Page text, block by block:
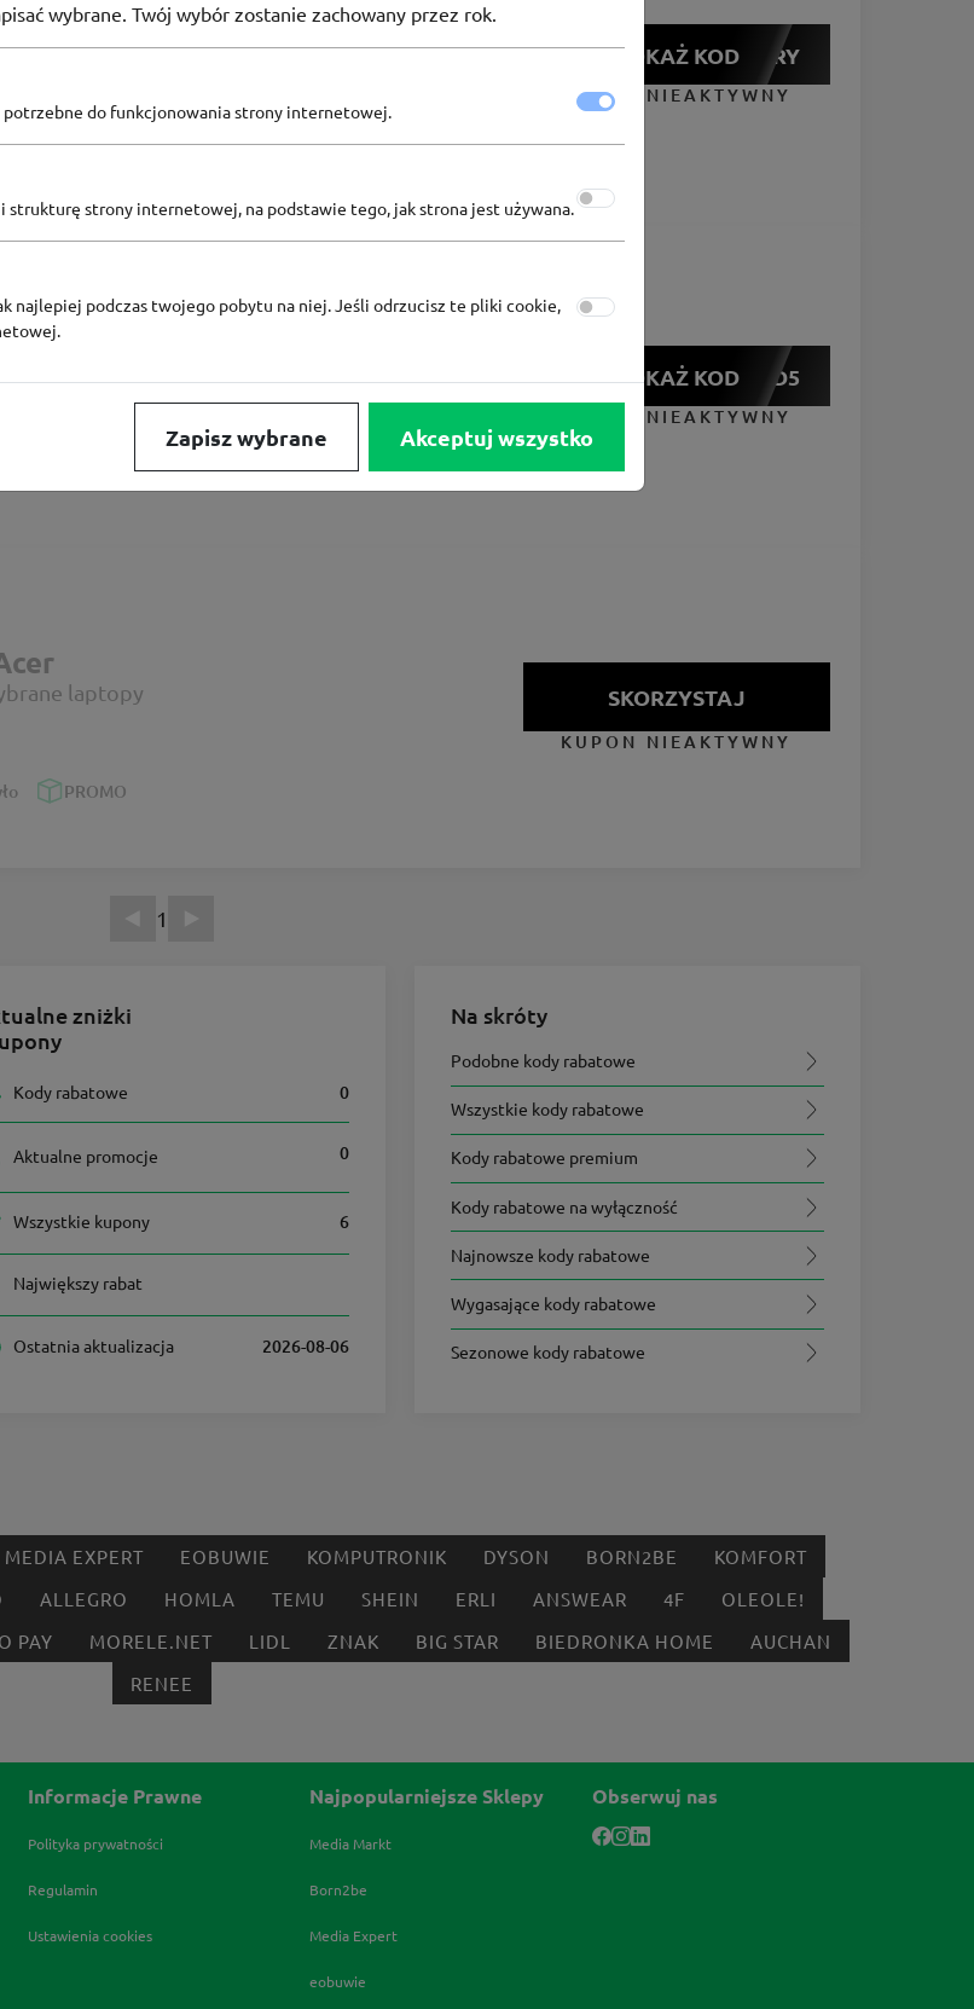
POKAŻ KODMYSTERY
KUPON NIEAKTYWNY
z Acer POKAŻ KODMAD5
KUPON NIEAKTYWNY
laptopy
PROMO
SKORZYSTAJ
KUPON NIEAKTYWNY
1
zniżki
Kody rabatowe 0
Aktualne promocje 0
Wszystkie kupony 6
Największy rabat
Ostatnia aktualizacja 2026-08-06
Na skróty
Podobne kody rabatowe
Wszystkie kody rabatowe
Kody rabatowe premium
Kody rabatowe na wyłączność
Najnowsze kody rabatowe
Wygasające kody rabatowe
Sezonowe kody rabatowe
MEDIA EXPERT EOBUWIE KOMPUTRONIK DYSON BORN2BE
KOMFORT
ALLEGRO HOMLA TEMU SHEIN ERLI ANSWEAR 4F
OLEOLE!
PAY MORELE.NET LIDL ZNAK BIG STAR BIEDRONKA HOME
AUCHAN
RENEE
Informacje Prawne
Polityka prywatności
Regulamin
Ustawienia cookies
Najpopularniejsze Sklepy
Media Markt
Born2be
Media Expert
eobuwie
Obserwuj nas
wybrane. Twój wybór zostanie zachowany przez rok.
potrzebne do funkcjonowania strony internetowej.
strukturę strony internetowej, na podstawie tego, jak strona jest używana.
najlepiej podczas twojego pobytu na niej. Jeśli odrzucisz te pliki cookie,
Zapisz wybrane Akceptuj wszystko